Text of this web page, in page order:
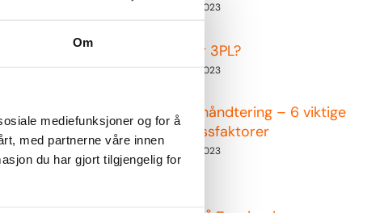
Om
mediefunksjoner og for å
med partnerne våre innen
du har gjort tilgjengelig for
17. april 2023
Hva er 3PL?
17. april 2023
Lagerhåndtering – 6 viktige
suksessfaktorer
17. april 2023